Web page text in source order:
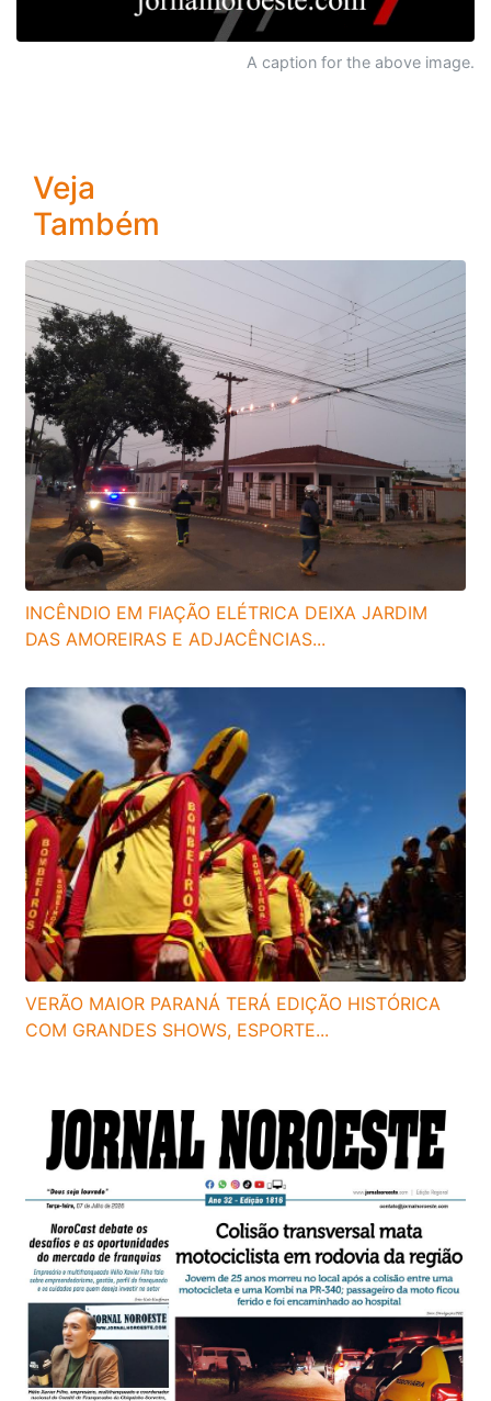
A caption for the above image.
Veja
Também
INCÊNDIO EM FIAÇÃO ELÉTRICA DEIXA JARDIM
DAS AMOREIRAS E ADJACÊNCIAS...
VERÃO MAIOR PARANÁ TERÁ EDIÇÃO HISTÓRICA
COM GRANDES SHOWS, ESPORTE...